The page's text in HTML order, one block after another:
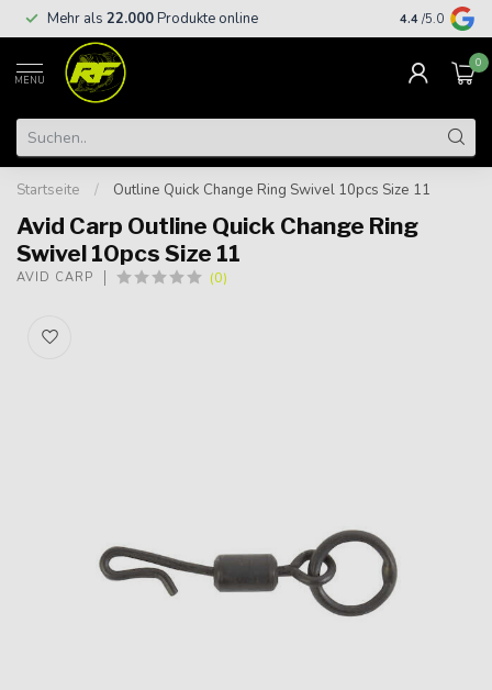
Mehr als 22.000Produkte online Kostenloser
€
4.4 /5.0
MENU
0
Startseite / Outline Quick Change Ring Swivel 10pcs Size 11
Avid Carp Outline Quick Change Ring
Swivel 10pcs Size 11
AVID CARP (0)